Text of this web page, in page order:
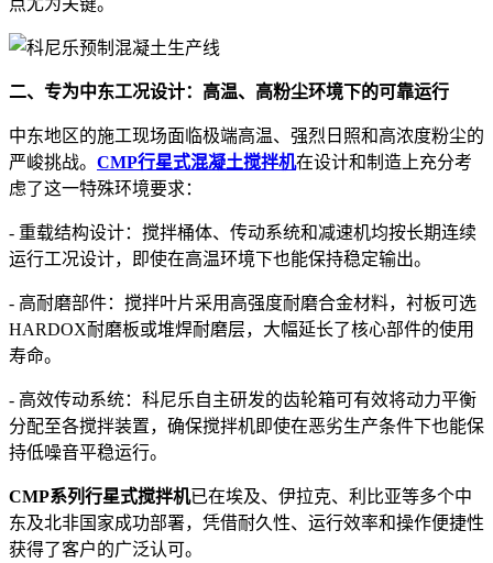
点尤为关键。
二、专为中东工况设计：高温、高粉尘环境下的可靠运行
中东地区的施工现场面临极端高温、强烈日照和高浓度粉尘的
严峻挑战。 CMP行星式混凝土搅拌机在设计和制造上充分考
虑了这一特殊环境要求：
- 重载结构设计：搅拌桶体、传动系统和减速机均按长期连续
运行工况设计，即使在高温环境下也能保持稳定输出。
- 高耐磨部件：搅拌叶片采用高强度耐磨合金材料，衬板可选
HARDOX耐磨板或堆焊耐磨层，大幅延长了核心部件的使用
寿命。
- 高效传动系统：科尼乐自主研发的齿轮箱可有效将动力平衡
分配至各搅拌装置，确保搅拌机即使在恶劣生产条件下也能保
持低噪音平稳运行。
CMP系列行星式搅拌机已在埃及、伊拉克、利比亚等多个中
东及北非国家成功部署，凭借耐久性、运行效率和操作便捷性
获得了客户的广泛认可。